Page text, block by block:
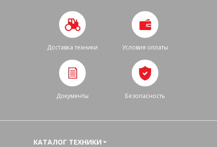
Доставка техники Условия оплаты
Документы Безопасность
КАТАЛОГ ТЕХНИКИ